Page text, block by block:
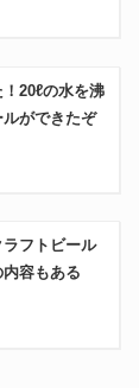
20ℓの水を沸
ルができたぞ
ラフトビール
容もある